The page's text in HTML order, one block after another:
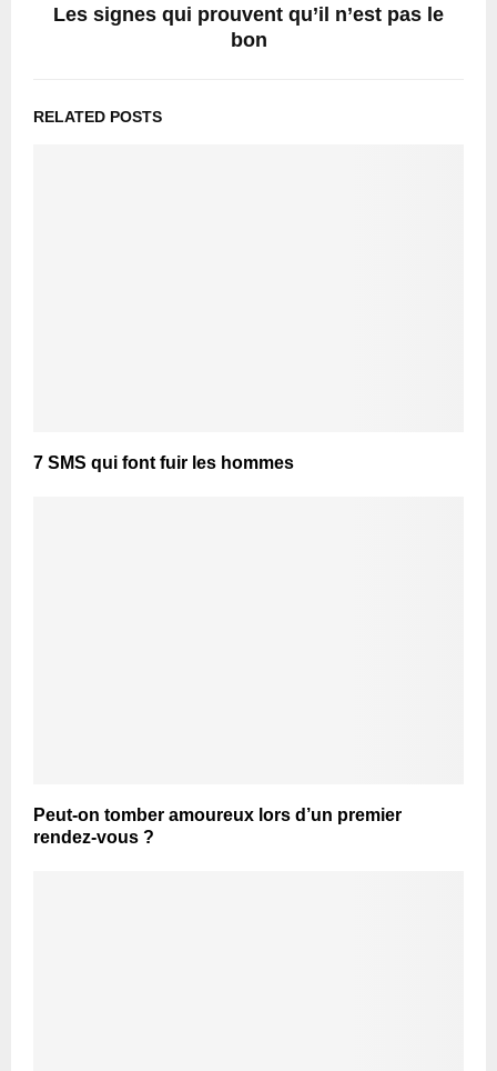
Les signes qui prouvent qu’il n’est pas le
bon
RELATED POSTS
7 SMS qui font fuir les hommes
Peut-on tomber amoureux lors d’un premier
rendez-vous ?